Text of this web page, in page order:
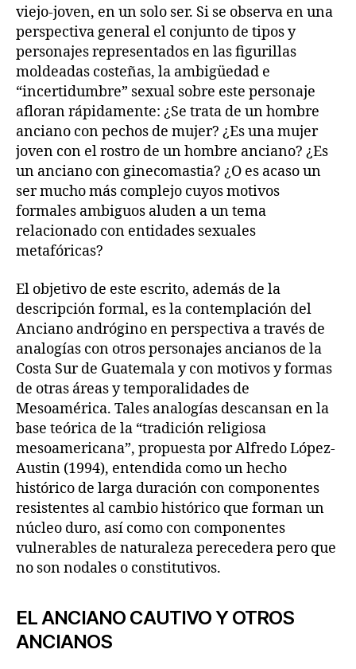
viejo-joven, en un solo ser. Si se observa en una
perspectiva general el conjunto de tipos y
personajes representados en las figurillas
moldeadas costeñas, la ambigüedad e
“incertidumbre” sexual sobre este personaje
afloran rápidamente: ¿Se trata de un hombre
anciano con pechos de mujer? ¿Es una mujer
joven con el rostro de un hombre anciano? ¿Es
un anciano con ginecomastia? ¿O es acaso un
ser mucho más complejo cuyos motivos
formales ambiguos aluden a un tema
relacionado con entidades sexuales
metafóricas?
El objetivo de este escrito, además de la
descripción formal, es la contemplación del
Anciano andrógino en perspectiva a través de
analogías con otros personajes ancianos de la
Costa Sur de Guatemala y con motivos y formas
de otras áreas y temporalidades de
Mesoamérica. Tales analogías descansan en la
base teórica de la “tradición religiosa
mesoamericana”, propuesta por Alfredo López-
Austin (1994), entendida como un hecho
histórico de larga duración con componentes
resistentes al cambio histórico que forman un
núcleo duro, así como con componentes
vulnerables de naturaleza perecedera pero que
no son nodales o constitutivos.
EL ANCIANO CAUTIVO Y OTROS
ANCIANOS